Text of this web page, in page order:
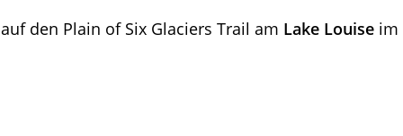
den Plain of Six Glaciers Trail am Lake Louise im